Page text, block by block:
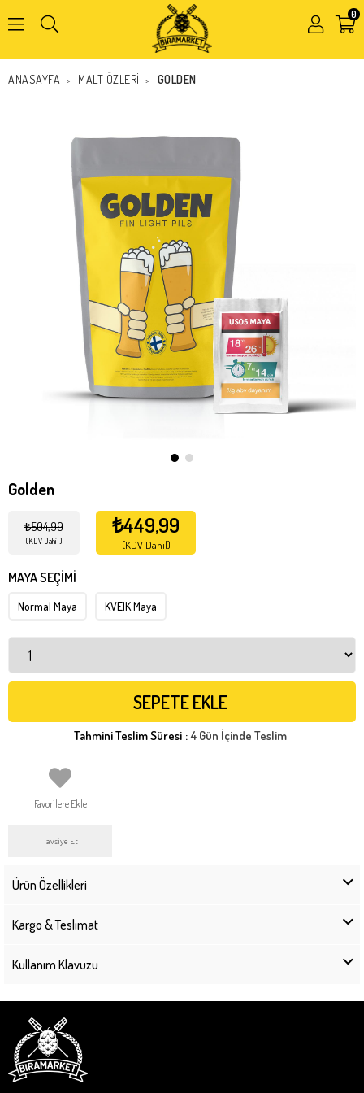
0
ANASAYFA > MALT ÖZLERİ > GOLDEN
Golden
₺504,99
(KDV Dahil)
₺449,99
(KDV Dahil)
MAYA SEÇİMİ
Normal Maya KVEIK Maya
Tahmini Teslim Süresi : 4 Gün İçinde Teslim
Favorilere Ekle
Tavsiye Et
Ürün Özellikleri
Kargo & Teslimat
Kullanım Klavuzu